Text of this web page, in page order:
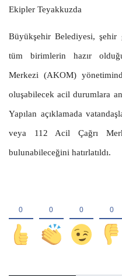
Ekipler Teyakkuzda
Büyükşehir Belediyesi, şehir
tüm birimlerin hazır
Merkezi (AKOM)
oluşabilecek acil durumlara
Yapılan açıklamada
veya 112 Acil Çağrı
bulunabileceğini hatırlatıldı.